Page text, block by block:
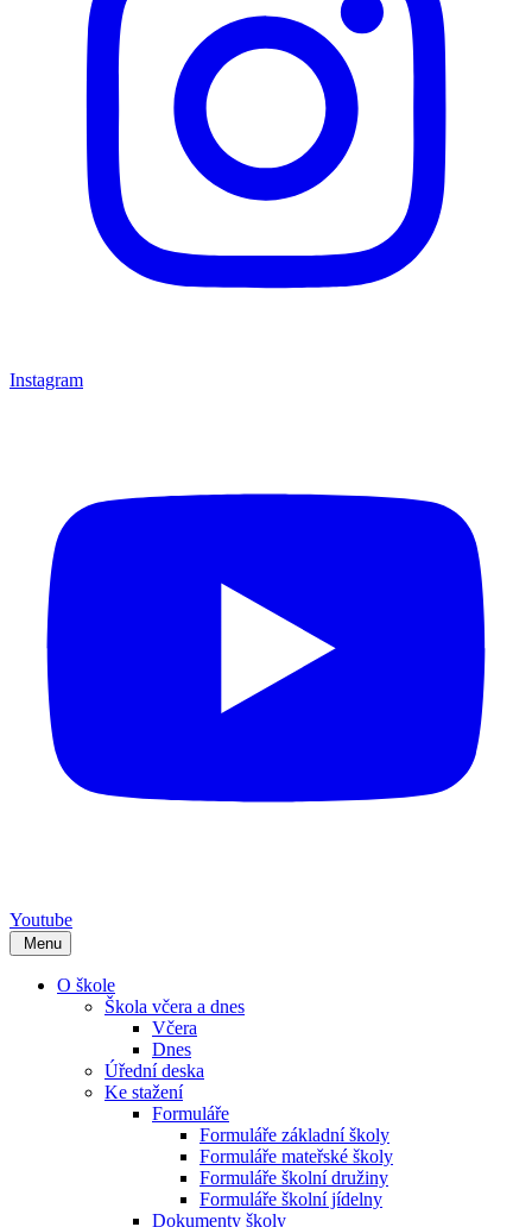
Instagram
Youtube
Menu
O škole
Škola včera a dnes
Včera
Dnes
Úřední deska
Ke stažení
Formuláře
Formuláře základní školy
Formuláře mateřské školy
Formuláře školní družiny
Formuláře školní jídelny
Dokumenty školy